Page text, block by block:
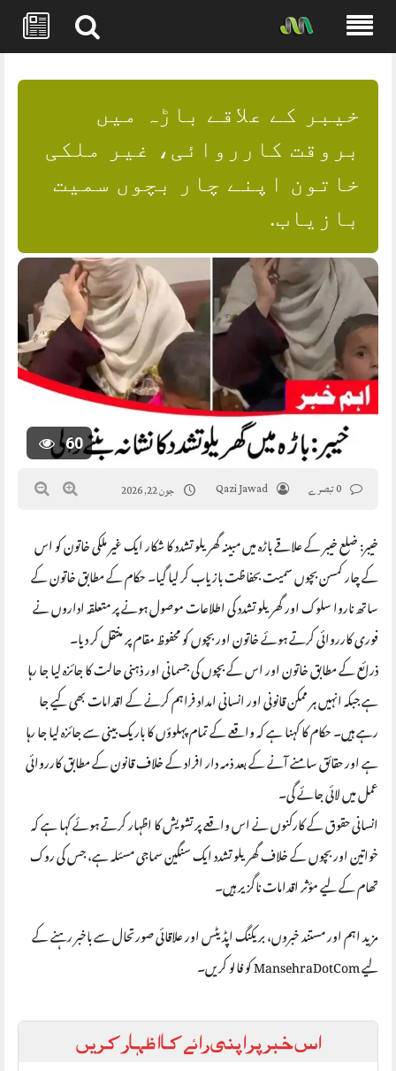
content
خیبر کے علاقے باڑہ میں
بروقت کارروائی، غیر ملکی
خاتون اپنے چار بچوں سمیت
بازیاب.
60
Qazi Jawad جون 22, 2026
خیبر: ضلع خیبر کے علاقے باڑہ میں مبینہ گھریلو تشدد کا شکار ایک غیر ملکی خاتون کو اس
کے چار کمسن بچوں سمیت بحفاظت بازیاب کر لیا گیا۔ حکام کے مطابق خاتون کے
ساتھ ناروا سلوک اور گھریلو تشدد کی اطلاعات موصول ہونے پر متعلقہ اداروں نے
فوری کارروائی کرتے ہوئے خاتون اور بچوں کو محفوظ مقام پر منتقل کر دیا۔
ذرائع کے مطابق خاتون اور اس کے بچوں کی جسمانی اور ذہنی حالت کا جائزہ لیا جا رہا
ہے جبکہ انہیں ہر ممکن قانونی اور انسانی امداد فراہم کرنے کے اقدامات بھی کیے جا
رہے ہیں۔ حکام کا کہنا ہے کہ واقعے کے تمام پہلوؤں کا باریک بینی سے جائزہ لیا جا رہا
ہے اور حقائق سامنے آنے کے بعد ذمہ دار افراد کے خلاف قانون کے مطابق کارروائی
عمل میں لائی جائے گی۔
انسانی حقوق کے کارکنوں نے اس واقعے پر تشویش کا اظہار کرتے ہوئے کہا ہے کہ
خواتین اور بچوں کے خلاف گھریلو تشدد ایک سنگین سماجی مسئلہ ہے، جس کی روک
تھام کے لیے مؤثر اقدامات ناگزیر ہیں۔
مزید اہم اور مستند خبروں، بریکنگ اپڈیٹس اور علاقائی صورتحال سے باخبر رہنے کے
لیے MansehraDotCom کو فالو کریں۔
اس خبر پر اپنی رائے کا اظہار کریں